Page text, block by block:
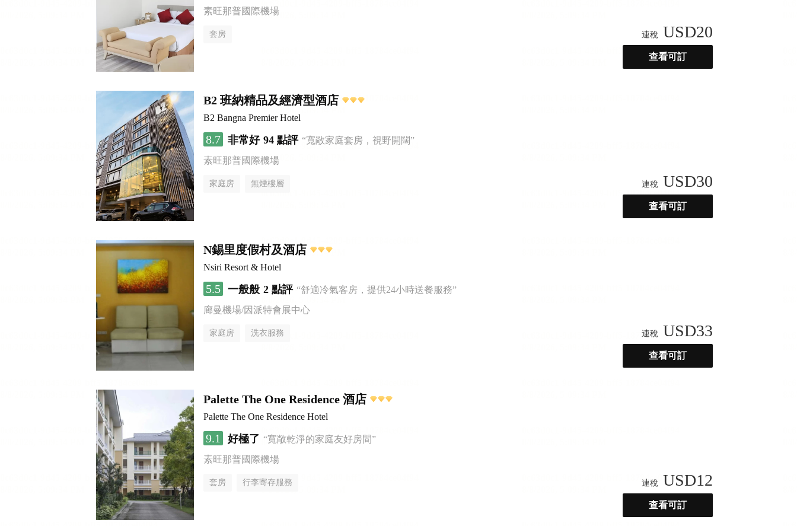
素旺那普國際機場
套房 連稅 USD20
查看可訂
B2 班納精品及經濟型酒店
B2 Bangna Premier Hotel
8.7 非常好 94 點評 “寬敞家庭套房，視野開闊”
素旺那普國際機場
家庭房 無煙樓層 連稅 USD30
查看可訂
N錫里度假村及酒店
Nsiri Resort & Hotel
5.5 一般般 2 點評 “舒適冷氣客房，提供24小時送餐服務”
廊曼機場/因派特會展中心
家庭房 洗衣服務 連稅 USD33
查看可訂
Palette The One Residence 酒店
Palette The One Residence Hotel
9.1 好極了 “寬敞乾淨的家庭友好房間”
素旺那普國際機場
套房 行李寄存服務 連稅 USD12
查看可訂